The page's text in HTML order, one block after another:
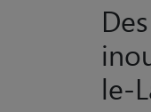
le-